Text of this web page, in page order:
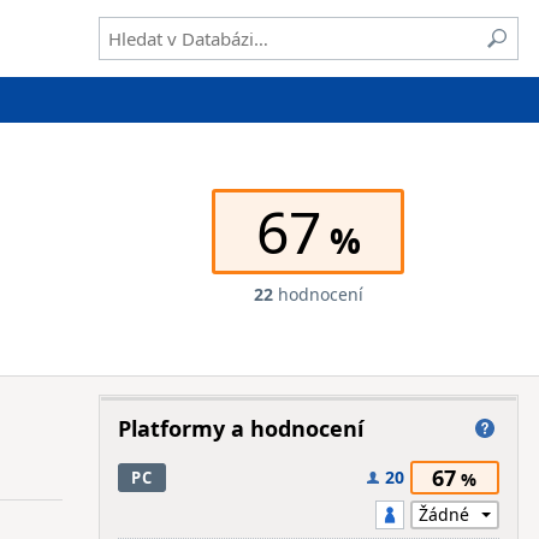
67
22hodnocení
Platformy a hodnocení
PC 20 67